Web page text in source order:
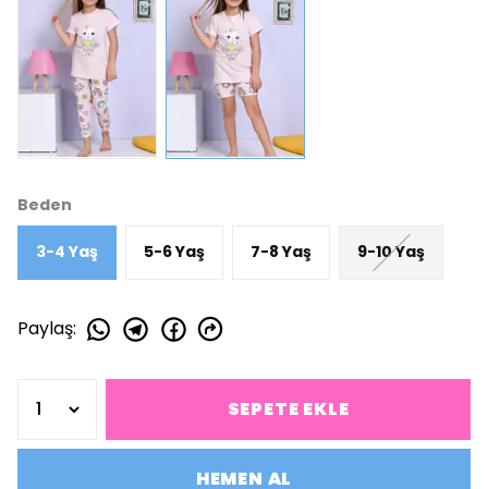
Beden
3-4 Yaş 5-6 Yaş 7-8 Yaş 9-10 Yaş
Paylaş:
SEPETE EKLE
HEMEN AL